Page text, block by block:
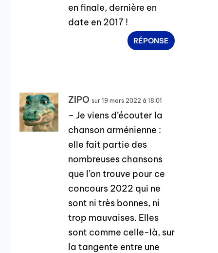
en finale, dernière en
date en 2017 !
RÉPONSE
ZIPO sur 19 mars 2022 à 18:01
– Je viens d’écouter la
chanson arménienne :
elle fait partie des
nombreuses chansons
que l’on trouve pour ce
concours 2022 qui ne
sont ni très bonnes, ni
trop mauvaises. Elles
sont comme celle-là, sur
la tangente entre une